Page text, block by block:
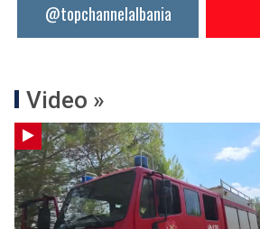
@topchannelalbania
Video »